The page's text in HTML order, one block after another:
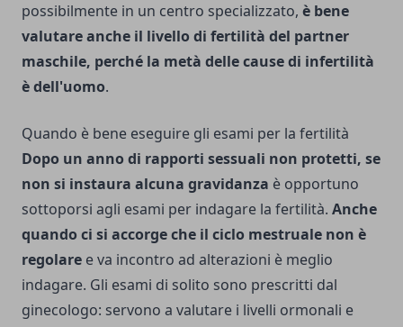
possibilmente in un centro specializzato, è bene
valutare anche il livello di fertilità del partner
maschile, perché la metà delle cause di infertilità
è dell'uomo.
Quando è bene eseguire gli esami per la fertilità
Dopo un anno di rapporti sessuali non protetti, se
non si instaura alcuna gravidanza è opportuno
sottoporsi agli esami per indagare la fertilità. Anche
quando ci si accorge che il ciclo mestruale non è
regolare e va incontro ad alterazioni è meglio
indagare. Gli esami di solito sono prescritti dal
ginecologo: servono a valutare i livelli ormonali e